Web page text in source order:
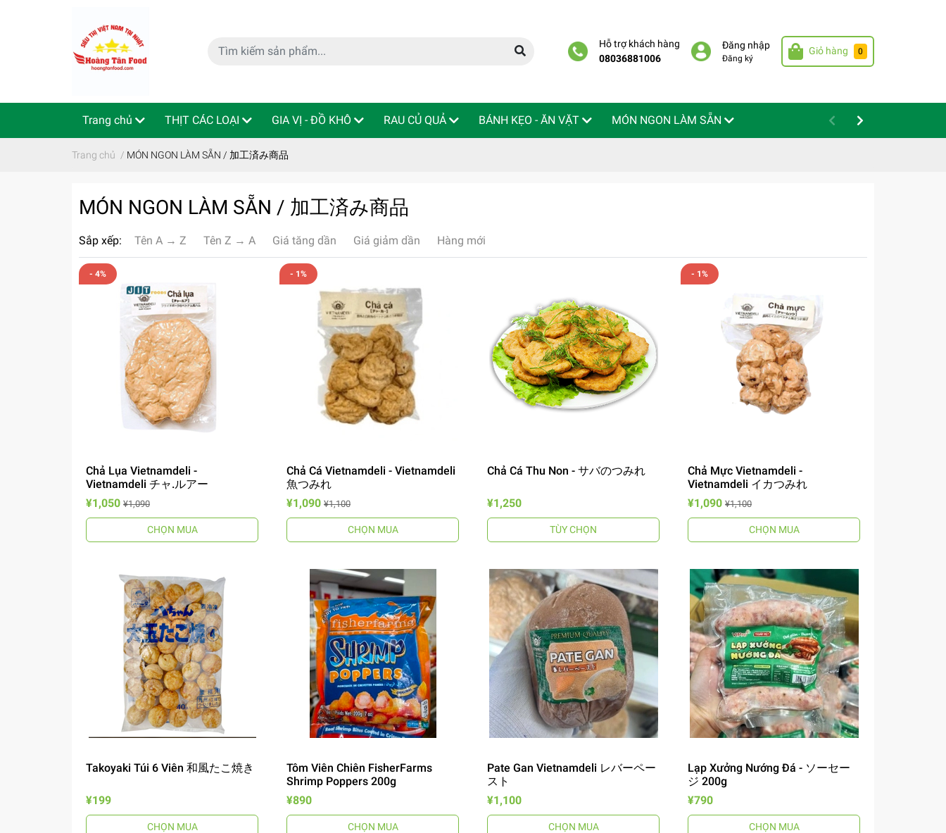
Hỗ trợ khách hàng
08036881006
Đăng nhập
Đăng ký
Giỏ hàng 0
Trang chủ THỊT CÁC LOẠI GIA VỊ - ĐỒ KHÔ RAU CỦ QUẢ BÁNH KẸO - ĂN VẶT MÓN NGON LÀM SẴN
特定商取引法 Indo - ThaiLan
Trang chủ / MÓN NGON LÀM SẴN / 加工済み商品
MÓN NGON LÀM SẴN / 加工済み商品
Sắp xếp: Tên A → Z Tên Z → A Giá tăng dần Giá giảm dần Hàng mới
- 4%
Chả Lụa Vietnamdeli -
Vietnamdeli チャ.ルアー
¥1,050 ¥1,090
CHỌN MUA
- 1%
Chả Cá Vietnamdeli - Vietnamdeli
魚つみれ
¥1,090 ¥1,100
CHỌN MUA
Chả Cá Thu Non - サバのつみれ
¥1,250
TÙY CHỌN
- 1%
Chả Mực Vietnamdeli -
Vietnamdeli イカつみれ
¥1,090 ¥1,100
CHỌN MUA
Takoyaki Túi 6 Viên 和風たこ焼き
¥199
CHỌN MUA
Tôm Viên Chiên FisherFarms
Shrimp Poppers 200g
¥890
CHỌN MUA
Pate Gan Vietnamdeli レバーペー
スト
¥1,100
CHỌN MUA
Lạp Xưởng Nướng Đá - ソーセー
ジ 200g
¥790
CHỌN MUA